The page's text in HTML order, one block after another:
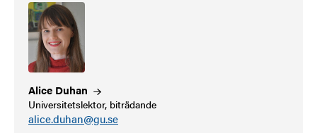
Alice Duhan
Universitetslektor, biträdande
alice.duhan@gu.se